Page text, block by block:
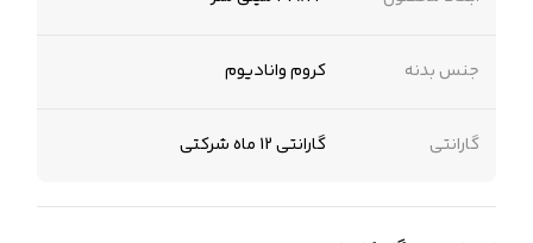
جنس بدنه کروم وانادیوم
گارانتی گارانتی 12 ماه شرکتی